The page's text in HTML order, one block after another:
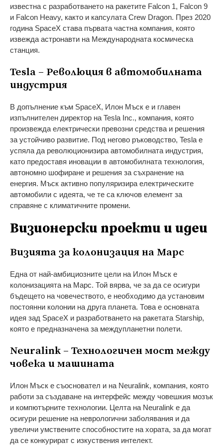
известна с разработването на ракетите Falcon 1, Falcon 9
и Falcon Heavy, както и капсулата Crew Dragon. През 2020
година SpaceX става първата частна компания, която
извежда астронавти на Международната космическа
станция.
Tesla – Революция в автомобилната
индустрия
В допълнение към SpaceX, Илон Мъск е и главен
изпълнителен директор на Tesla Inc., компания, която
произвежда електрически превозни средства и решения
за устойчиво развитие. Под негово ръководство, Tesla е
успяла да революционизира автомобилната индустрия,
като предоставя иновации в автомобилната технология,
автономно шофиране и решения за съхранение на
енергия. Мъск активно популяризира електрическите
автомобили с идеята, че те са ключов елемент за
справяне с климатичните промени.
Визионерски проекти и идеи
Визията за колонизация на Марс
Една от най-амбициозните цели на Илон Мъск е
колонизацията на Марс. Той вярва, че за да се осигури
бъдещето на човечеството, е необходимо да установим
постоянни колонии на друга планета. Това е основната
идея зад SpaceX и разработването на ракетата Starship,
която е предназначена за междупланетни полети.
Neuralink – Технологичен мост между
човека и машината
Илон Мъск е съосновател и на Neuralink, компания, която
работи за създаване на интерфейс между човешкия мозък
и компютърните технологии. Целта на Neuralink е да
осигури решение на неврологични заболявания и да
увеличи умствените способностите на хората, за да могат
да се конкурират с изкуствения интелект.